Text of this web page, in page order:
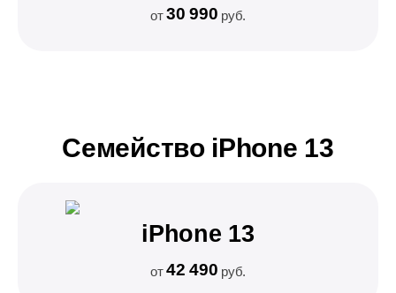
от30 990 руб.
Семейство iPhone 13
iPhone 13
от42 490 руб.